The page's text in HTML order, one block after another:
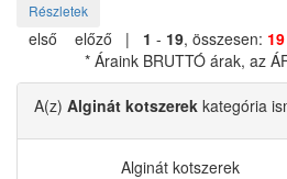
Részletek
első előző | 1 - 19, összesen:
* Áraink BRUTTÓ árak, az
A(z) Alginát kotszerek kategória
Alginát kotszerek